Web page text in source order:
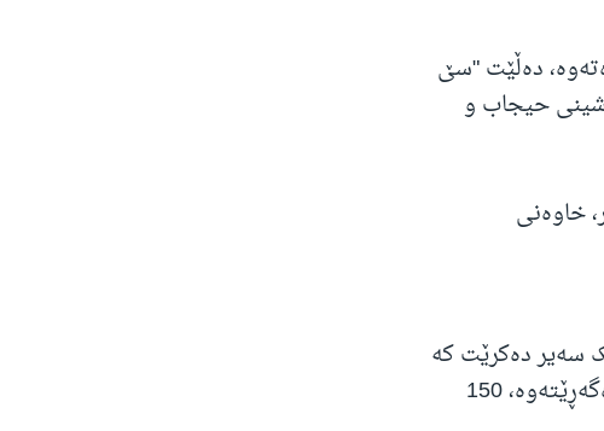
دەڵێت "سێ
حیجاب و
خاوەنی
سەیر دەکرێت کە
پێیان وایە دوانزەهەمین ئیمامی ئیسلامی شیعە، ئیمام مەهدی، بۆ دەگەڕێتەوە، 150